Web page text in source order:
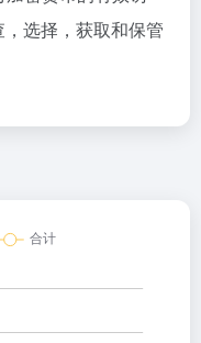
选择，获取和保管